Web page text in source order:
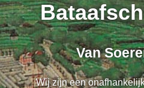
Van
Wij zijn een